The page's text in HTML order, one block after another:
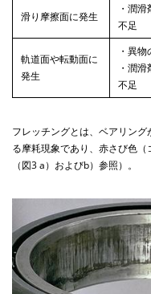
滑り摩擦面に発生
・潤
不足
軌道面や転動面に
発生
・異物
・潤
不足
フレッチングとは、ベアリン
る摩耗現象であり、赤さび色
（図3 a）およびb）参照）。